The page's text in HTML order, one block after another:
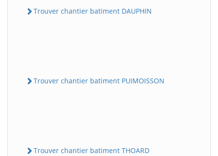
Trouver chantier batiment DAUPHIN
Trouver chantier batiment PUIMOISSON
Trouver chantier batiment THOARD